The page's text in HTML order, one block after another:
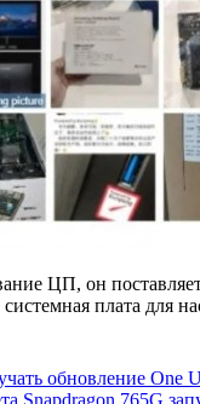
ЦП, он
плата для
обновление One
Snapdragon 765G